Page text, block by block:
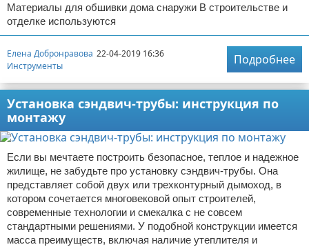
Материалы для обшивки дома снаружи В строительстве и
отделке используются
Елена Добронравова 22-04-2019 16:36
Инструменты
Подробнее
Установка сэндвич-трубы: инструкция по
монтажу
Если вы мечтаете построить безопасное, теплое и надежное
жилище, не забудьте про установку сэндвич-трубы. Она
представляет собой двух или трехконтурный дымоход, в
котором сочетается многовековой опыт строителей,
современные технологии и смекалка с не совсем
стандартными решениями. У подобной конструкции имеется
масса преимуществ, включая наличие утеплителя и